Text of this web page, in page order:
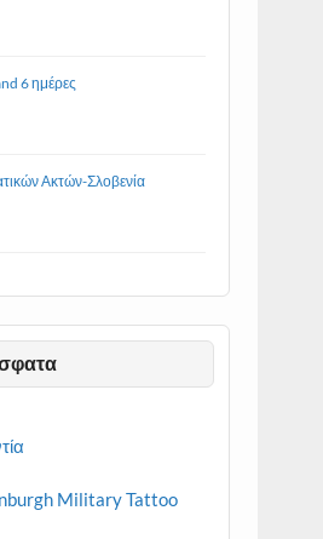
6 ημέρες
Ακτών-Σλοβενία
Military Tattoo